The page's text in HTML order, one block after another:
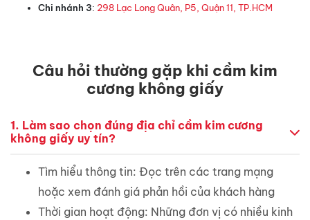
Chi nhánh 3: 298 Lạc Long Quân, P5, Quận 11, TP.HCM
Câu hỏi thường gặp khi cầm kim
cương không giấy
1. Làm sao chọn đúng địa chỉ cầm kim cương
không giấy uy tín?
Tìm hiểu thông tin: Đọc trên các trang mạng
hoặc xem đánh giá phản hồi của khách hàng
Thời gian hoạt động: Những đơn vị có nhiều kinh